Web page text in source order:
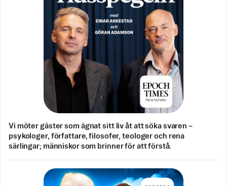
Vi möter gäster som ägnat sitt liv åt att söka svaren –
psykologer, författare, filosofer, teologer och rena
särlingar; människor som brinner för att förstå.